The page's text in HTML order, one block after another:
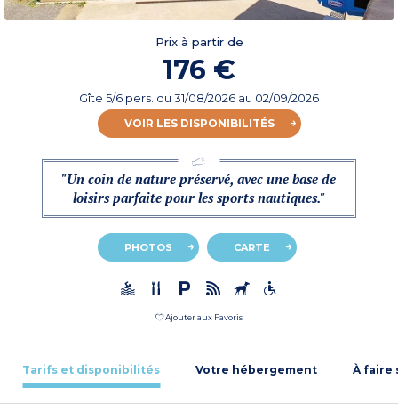
Prix à partir de
176 €
Gîte 5/6 pers. du 31/08/2026 au 02/09/2026
VOIR LES DISPONIBILITÉS
"Un coin de nature préservé, avec une base de
loisirs parfaite pour les sports nautiques."
PHOTOS CARTE
Ajouter aux Favoris
Tarifs et disponibilités Votre hébergement À faire